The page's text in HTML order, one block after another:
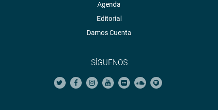
Agenda
Editorial
Damos Cuenta
SÍGUENOS